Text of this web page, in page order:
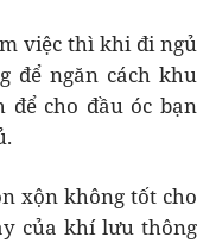
việc thì khi đi ngủ
để ngăn cách khu
để cho đầu óc bạn
xộn không tốt cho
của khí lưu thông